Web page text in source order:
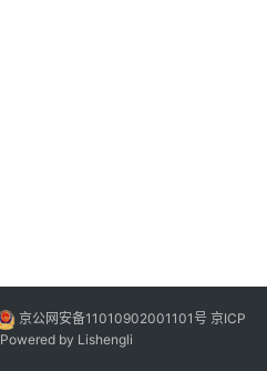
京公网安备11010902001101号 京ICP
Powered by Lishengli